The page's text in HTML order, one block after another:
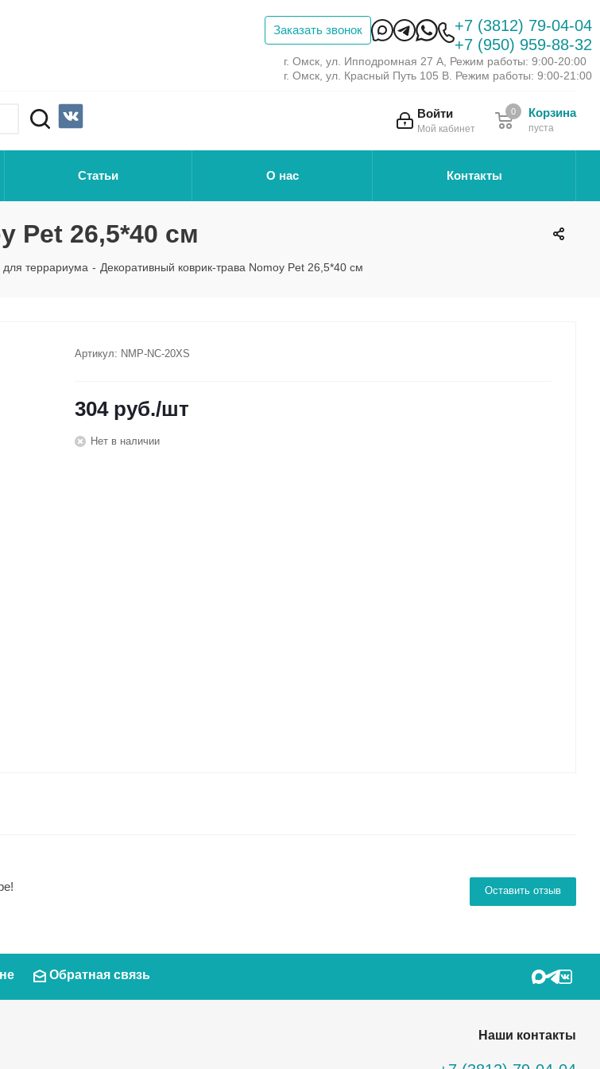
Заказать звонок
+7 (3812) 79-04-04
+7 (950) 959-88-32
г. Омск, ул. Ипподромная 27 А, Режим работы: 9:00-20:00
г. Омск, ул. Красный Путь 105 В. Режим работы: 9:00-21:00
Войти
Мой кабинет
Корзина
пуста
0
Статьи О нас Контакты
Pet 26,5*40 см
для террариума - Декоративный коврик-трава Nomoy Pet 26,5*40 см
Артикул: NMP-NC-20XS
304руб./шт
Нет в наличии
Оставить отзыв
Обратная связь
Наши контакты